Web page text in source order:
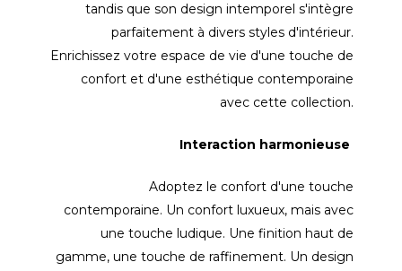
tandis que son design intemporel s'intègre
parfaitement à divers styles d'intérieur.
Enrichissez votre espace de vie d'une touche de
confort et d'une esthétique contemporaine
avec cette collection.
Interaction harmonieuse
Adoptez le confort d'une touche
contemporaine. Un confort luxueux, mais avec
une touche ludique. Une finition haut de
gamme, une touche de raffinement. Un design